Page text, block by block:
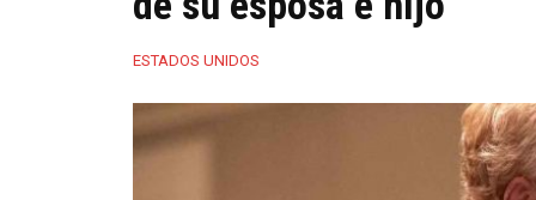
ESTADOS UNIDOS